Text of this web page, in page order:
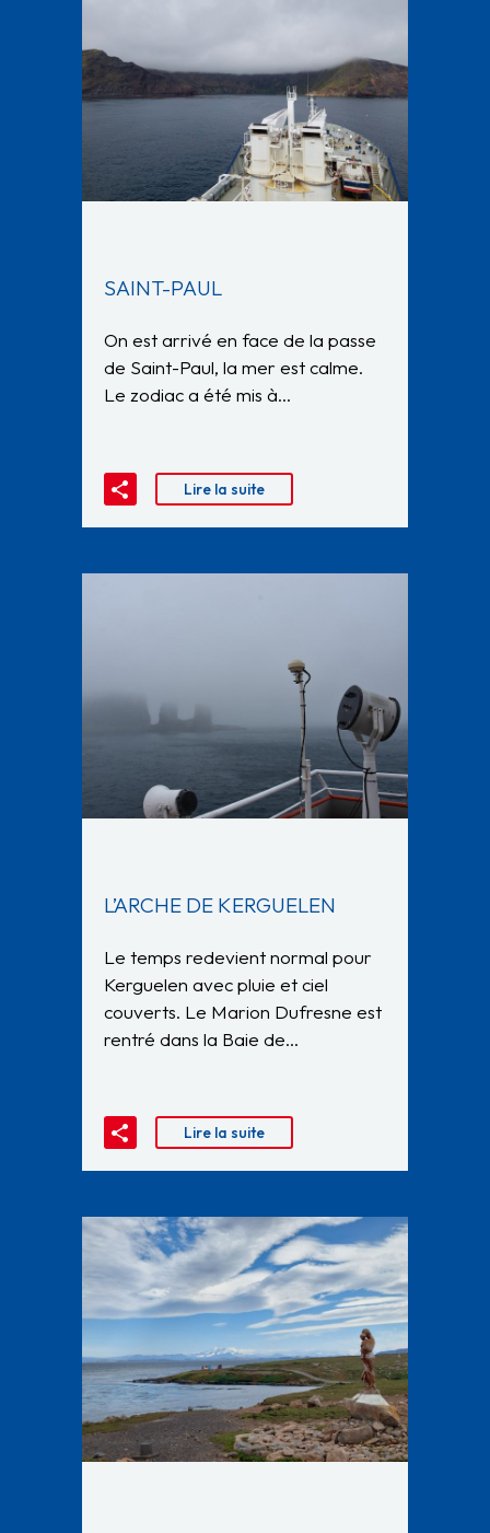
SAINT-PAUL
On est arrivé en face de la passe
de Saint-Paul, la mer est calme.
Le zodiac a été mis à…
Lire la suite
L’ARCHE DE KERGUELEN
Le temps redevient normal pour
Kerguelen avec pluie et ciel
couverts. Le Marion Dufresne est
rentré dans la Baie de…
Lire la suite